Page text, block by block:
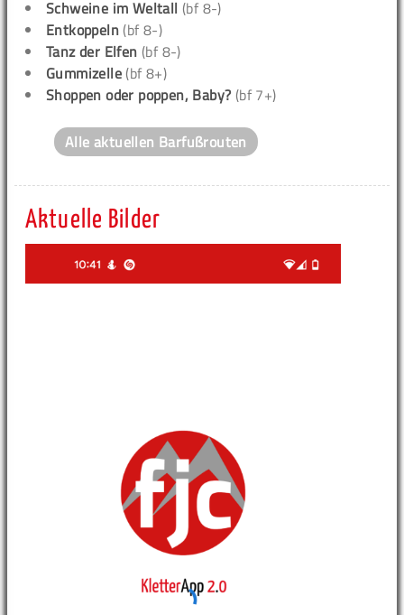
Schweine im Weltall (bf 8-)
Entkoppeln (bf 8-)
Tanz der Elfen (bf 8-)
Gummizelle (bf 8+)
Shoppen oder poppen, Baby? (bf 7+)
Alle aktuellen Barfußrouten
Aktuelle Bilder